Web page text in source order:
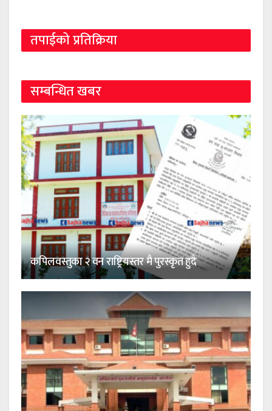
तपाईको प्रतिक्रिया
सम्बन्धित खबर
कपिलवस्तुका २ वन राष्ट्रियस्तर मै पुरस्कृत हुदै